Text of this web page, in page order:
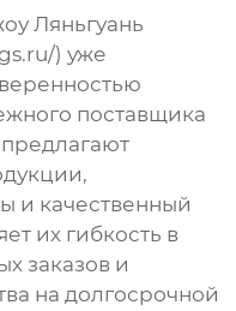
Ляньгуань
) уже
поставщика
и качественный
их гибкость в
заказов и
на долгосрочной